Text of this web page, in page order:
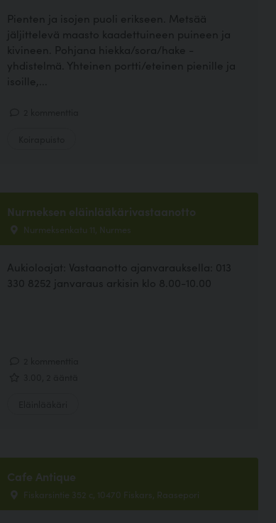
Pienten ja isojen puoli erikseen. Metsää
jäljittelevä maasto kaadettuineen puineen ja
kivineen. Pohjana hiekka/sora/hake -
yhdistelmä. Yhteinen portti/eteinen pienille ja
isoille,...
Nurmeksen eläinlääkärivastaanotto
Nurmeksenkatu 11, Nurmes
Aukioloajat: Vastaanotto ajanvarauksella: 013
330 8252 janvaraus arkisin klo 8.00-10.00
Cafe Antique
Fiskarsintie 352 c, 10470 Fiskars, Raasepori